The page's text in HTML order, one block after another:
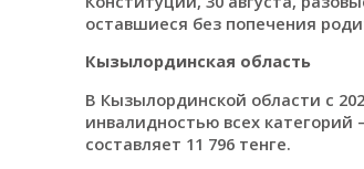
оставшиеся без попечения
Кызылординская область
В Кызылординской области с
инвалидностью всех категорий
составляет 11 796 тенге.